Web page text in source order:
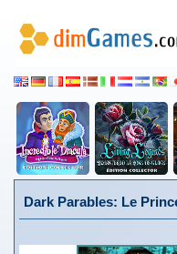
Dark Parables: Le